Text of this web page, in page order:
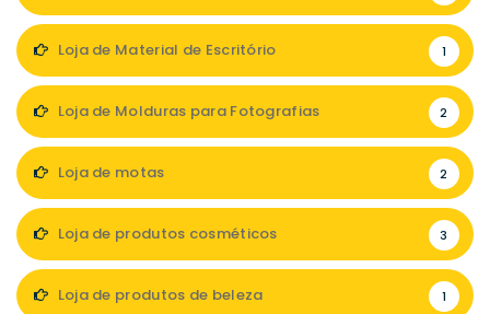
Loja de Material de Escritório 1
Loja de Molduras para Fotografias 2
Loja de motas 2
Loja de produtos cosméticos 3
Loja de produtos de beleza 1